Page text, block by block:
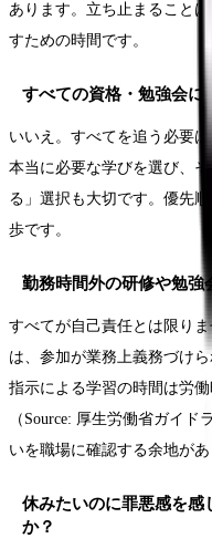
あります。立ち止まること
すための時間です。
すべての資格・勉強会に
いいえ。すべてを追う必要
本当に必要な学びを選び、
る」選択も大切です。優先
歩です。
勤務時間外の研修や勉強
すべてが自己責任とは限り
は、参加が業務上義務づけ
指示による学習の時間は労
（Source: 厚生労働省ガイ
いを職場に確認する余地があ
休みたいのに罪悪感を感
か？